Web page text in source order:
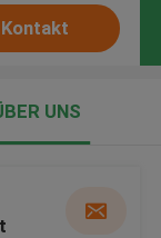
Kontakt
UNS